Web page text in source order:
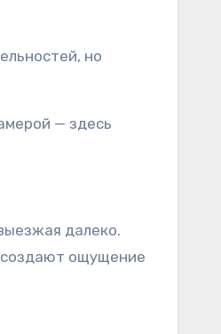
но
— здесь
далеко.
создают ощущение